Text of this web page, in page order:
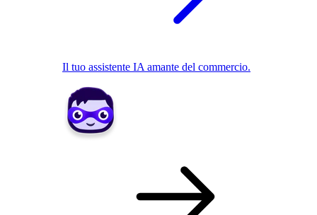
Il tuo assistente IA amante del commercio.